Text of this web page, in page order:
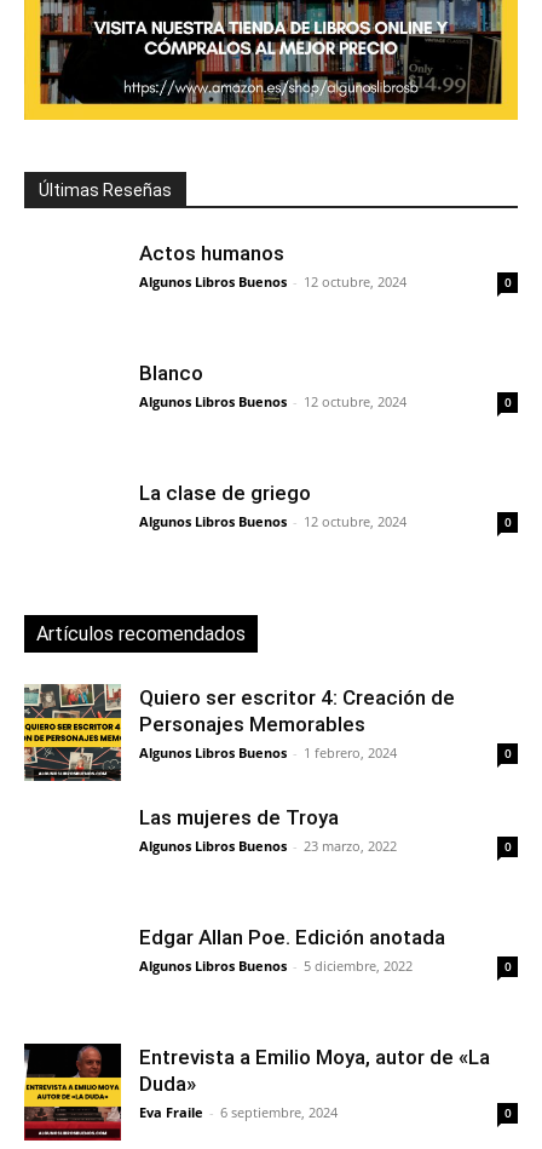
Últimas Reseñas
Actos humanos
Algunos Libros Buenos - 12 octubre, 2024 0
Blanco
Algunos Libros Buenos - 12 octubre, 2024 0
La clase de griego
Algunos Libros Buenos - 12 octubre, 2024 0
Artículos recomendados
Quiero ser escritor 4: Creación de
Personajes Memorables
Algunos Libros Buenos - 1 febrero, 2024 0
Las mujeres de Troya
Algunos Libros Buenos - 23 marzo, 2022 0
Edgar Allan Poe. Edición anotada
Algunos Libros Buenos - 5 diciembre, 2022 0
Entrevista a Emilio Moya, autor de «La
Duda»
Eva Fraile - 6 septiembre, 2024 0